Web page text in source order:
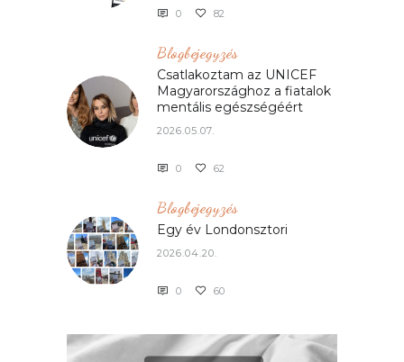
0 82
Blogbejegyzés
Csatlakoztam az UNICEF
Magyarországhoz a fiatalok
mentális egészségéért
2026.05.07.
0 62
Blogbejegyzés
Egy év Londonsztori
2026.04.20.
0 60